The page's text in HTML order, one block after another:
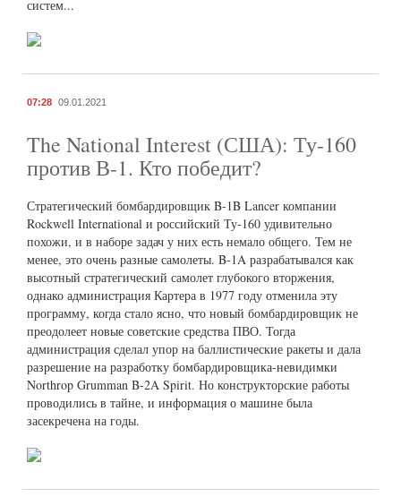
систем...
07:28 09.01.2021
The National Interest (США): Ту-160
против В-1. Кто победит?
Стратегический бомбардировщик B-1B Lancer компании
Rockwell International и российский Ту-160 удивительно
похожи, и в наборе задач у них есть немало общего. Тем не
менее, это очень разные самолеты. B-1A разрабатывался как
высотный стратегический самолет глубокого вторжения,
однако администрация Картера в 1977 году отменила эту
программу, когда стало ясно, что новый бомбардировщик не
преодолеет новые советские средства ПВО. Тогда
администрация сделал упор на баллистические ракеты и дала
разрешение на разработку бомбардировщика-невидимки
Northrop Grumman B-2A Spirit. Но конструкторские работы
проводились в тайне, и информация о машине была
засекречена на годы.